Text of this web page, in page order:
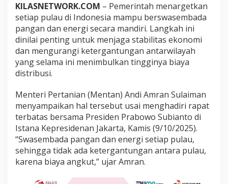
a
d
a
P
a
n
g
a
n
E
e
r
g
i
d
i
KILASNETWORK.COM – Pemerintah menargetkan
setiap pulau di Indonesia mampu berswasembada
pangan dan energi secara mandiri. Langkah ini
dinilai penting untuk menjaga stabilitas ekonomi
dan mengurangi ketergantungan antarwilayah
yang selama ini menimbulkan tingginya biaya
distribusi.
Menteri Pertanian (Mentan) Andi Amran Sulaiman
menyampaikan hal tersebut usai menghadiri rapat
terbatas bersama Presiden Prabowo Subianto di
Istana Kepresidenan Jakarta, Kamis (9/10/2025).
“Swasembada pangan dan energi setiap pulau,
sehingga tidak ada ketergantungan antara pulau,
karena biaya angkut,” ujar Amran.